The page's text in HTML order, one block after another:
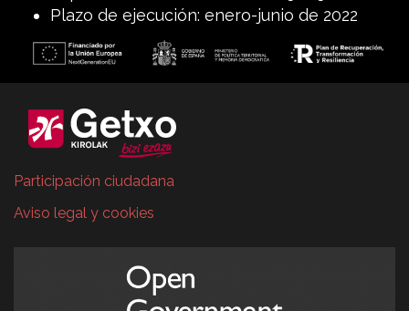
Plazo de ejecución: enero-junio de 2022
Participación ciudadana
Aviso legal y cookies